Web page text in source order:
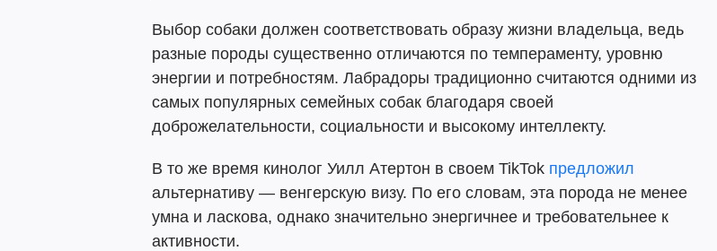
Выбор собаки должен соответствовать образу жизни владельца, ведь
разные породы существенно отличаются по темпераменту, уровню
энергии и потребностям. Лабрадоры традиционно считаются одними из
самых популярных семейных собак благодаря своей
доброжелательности, социальности и высокому интеллекту.
В то же время кинолог Уилл Атертон в своем TikTok предложил
альтернативу — венгерскую визу. По его словам, эта порода не менее
умна и ласкова, однако значительно энергичнее и требовательнее к
активности.